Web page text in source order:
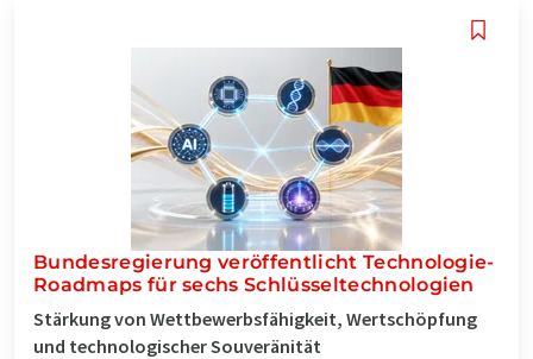
Bundesregierung veröffentlicht Technologie-
Roadmaps für sechs Schlüsseltechnologien
Stärkung von Wettbewerbsfähigkeit, Wertschöpfung
und technologischer Souveränität